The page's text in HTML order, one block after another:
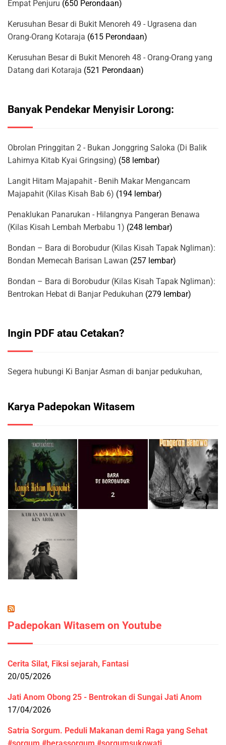
Empat Penjuru (650 Perondaan)
Kerusuhan Besar di Bukit Menoreh 49 - Ugrasena dan
Orang-Orang Kotaraja (615 Perondaan)
Kerusuhan Besar di Bukit Menoreh 48 - Orang-Orang yang
Datang dari Kotaraja (521 Perondaan)
Banyak Pendekar Menyisir Lorong:
Obrolan Pringgitan 2 - Bukan Jonggring Saloka (Di Balik
Lahirnya Kitab Kyai Gringsing) (58 lembar)
Langit Hitam Majapahit - Benih Makar Mengancam
Majapahit (Kilas Kisah Bab 6) (194 lembar)
Penaklukan Panarukan - Hilangnya Pangeran Benawa
(Kilas Kisah Lembah Merbabu 1) (248 lembar)
Bondan – Bara di Borobudur (Kilas Kisah Tapak Ngliman):
Bondan Memecah Barisan Lawan (257 lembar)
Bondan – Bara di Borobudur (Kilas Kisah Tapak Ngliman):
Bentrokan Hebat di Banjar Pedukuhan (279 lembar)
Ingin PDF atau Cetakan?
Segera hubungi Ki Banjar Asman di banjar pedukuhan,
Karya Padepokan Witasem
Padepokan Witasem on Youtube
Cerita Silat, Fiksi sejarah, Fantasi
20/05/2026
Jati Anom Obong 25 - Bentrokan di Sungai Jati Anom
17/04/2026
Satria Sorgum. Peduli Makanan demi Raga yang Sehat